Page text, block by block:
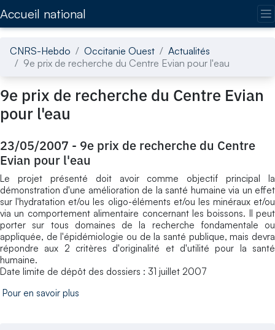
Accueil national
CNRS-Hebdo Occitanie Ouest
Actualités
9e prix de recherche du Centre Evian pour l'eau
9e prix de recherche du Centre Evian
pour l'eau
23/05/2007 - 9e prix de recherche du Centre
Evian pour l'eau
Le projet présenté doit avoir comme objectif principal la
démonstration d'une amélioration de la santé humaine via un effet
sur l'hydratation et/ou les oligo-éléments et/ou les minéraux et/ou
via un comportement alimentaire concernant les boissons. Il peut
porter sur tous domaines de la recherche fondamentale ou
appliquée, de l'épidémiologie ou de la santé publique, mais devra
répondre aux 2 critères d'originalité et d'utilité pour la santé
humaine.
Date limite de dépôt des dossiers : 31 juillet 2007
Pour en savoir plus